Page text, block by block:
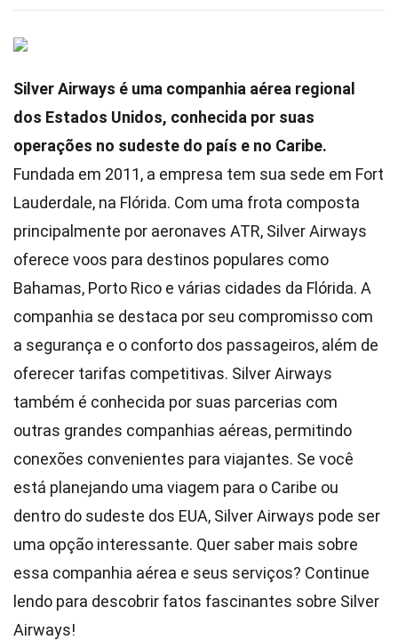
Silver Airways é uma companhia aérea regional
dos Estados Unidos, conhecida por suas
operações no sudeste do país e no Caribe.
Fundada em 2011, a empresa tem sua sede em Fort
Lauderdale, na Flórida. Com uma frota composta
principalmente por aeronaves ATR, Silver Airways
oferece voos para destinos populares como
Bahamas, Porto Rico e várias cidades da Flórida. A
companhia se destaca por seu compromisso com
a segurança e o conforto dos passageiros, além de
oferecer tarifas competitivas. Silver Airways
também é conhecida por suas parcerias com
outras grandes companhias aéreas, permitindo
conexões convenientes para viajantes. Se você
está planejando uma viagem para o Caribe ou
dentro do sudeste dos EUA, Silver Airways pode ser
uma opção interessante. Quer saber mais sobre
essa companhia aérea e seus serviços? Continue
lendo para descobrir fatos fascinantes sobre Silver
Airways!